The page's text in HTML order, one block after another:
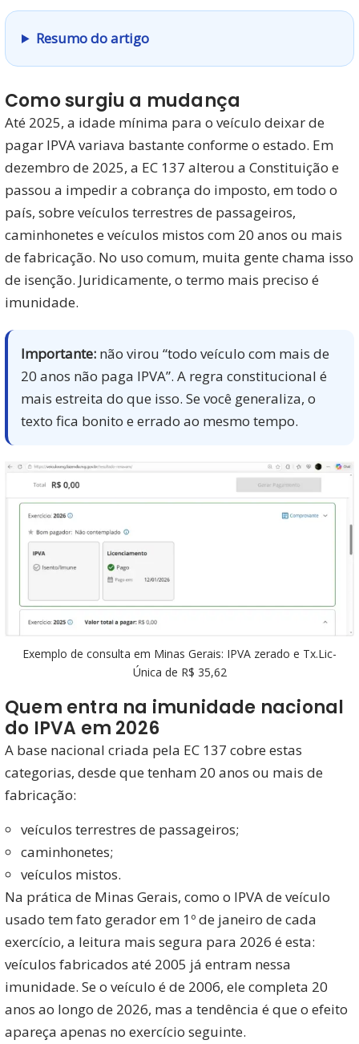
Resumo do artigo
Como surgiu a mudança
Até 2025, a idade mínima para o veículo deixar de
pagar IPVA variava bastante conforme o estado. Em
dezembro de 2025, a EC 137 alterou a Constituição e
passou a impedir a cobrança do imposto, em todo o
país, sobre veículos terrestres de passageiros,
caminhonetes e veículos mistos com 20 anos ou mais
de fabricação. No uso comum, muita gente chama isso
de isenção. Juridicamente, o termo mais preciso é
imunidade.
Importante: não virou “todo veículo com mais de
20 anos não paga IPVA”. A regra constitucional é
mais estreita do que isso. Se você generaliza, o
texto fica bonito e errado ao mesmo tempo.
Exemplo de consulta em Minas Gerais: IPVA zerado e Tx.Lic-
Única de R$ 35,62
Quem entra na imunidade nacional
do IPVA em 2026
A base nacional criada pela EC 137 cobre estas
categorias, desde que tenham 20 anos ou mais de
fabricação:
veículos terrestres de passageiros;
caminhonetes;
veículos mistos.
Na prática de Minas Gerais, como o IPVA de veículo
usado tem fato gerador em 1º de janeiro de cada
exercício, a leitura mais segura para 2026 é esta:
veículos fabricados até 2005 já entram nessa
imunidade. Se o veículo é de 2006, ele completa 20
anos ao longo de 2026, mas a tendência é que o efeito
apareça apenas no exercício seguinte.